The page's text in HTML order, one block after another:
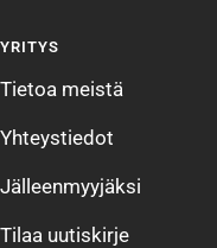
YRITYS
Tietoa meistä
Yhteystiedot
Jälleenmyyjäksi
Tilaa uutiskirje